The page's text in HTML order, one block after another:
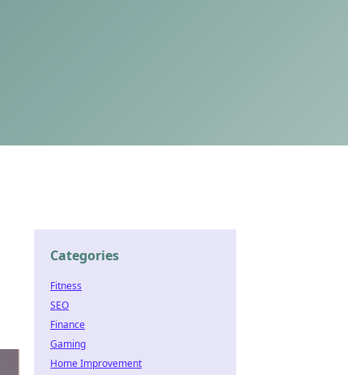
Categories
Fitness
SEO
Finance
Gaming
Home Improvement